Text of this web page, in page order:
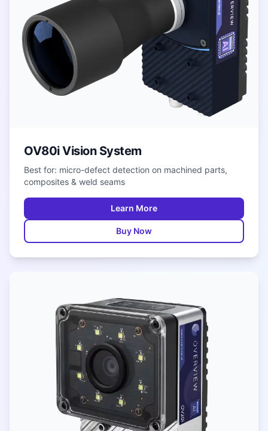
OV80i Vision System
Best for: micro-defect detection on machined parts,
composites & weld seams
Learn More
Buy Now